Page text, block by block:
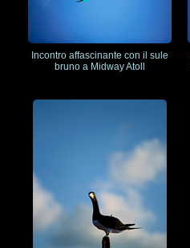
Incontro affascinante con il sule
bruno a Midway Atoll